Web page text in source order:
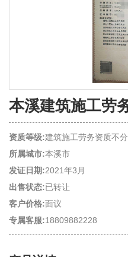
本溪建筑施工劳
资质等级:建筑施工劳务资质不
所属城市:本溪市
发证日期:2021年3月
出售状态:已转让
客户价格:面议
专属客服:18809882228